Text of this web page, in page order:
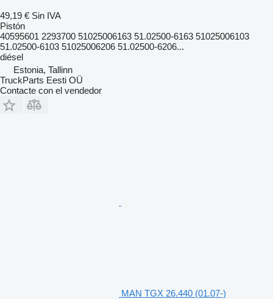
49,19 € Sin IVA
Pistón
40595601 2293700 51025006163 51.02500-6163 51025006103
51.02500-6103 51025006206 51.02500-6206...
diésel
Estonia, Tallinn
TruckParts Eesti OÜ
Contacte con el vendedor
MAN TGX 26.440 (01.07-)